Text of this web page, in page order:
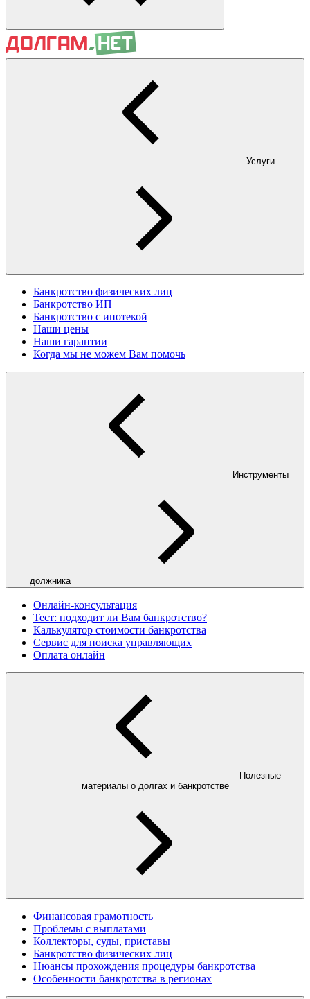
Услуги
Банкротство физических лиц
Банкротство ИП
Банкротство с ипотекой
Наши цены
Наши гарантии
Когда мы не можем Вам помочь
Инструменты
должника
Онлайн-консультация
Тест: подходит ли Вам банкротство?
Калькулятор стоимости банкротства
Сервис для поиска управляющих
Оплата онлайн
Полезные
материалы о долгах и банкротстве
Финансовая грамотность
Проблемы с выплатами
Коллекторы, суды, приставы
Банкротство физических лиц
Нюансы прохождения процедуры банкротства
Особенности банкротства в регионах